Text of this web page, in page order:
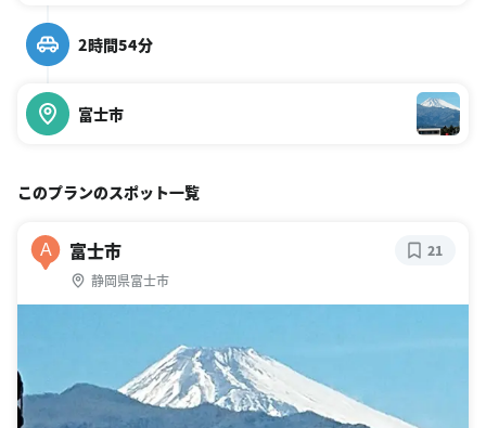
2時間54分
富士市
このプランのスポット一覧
A 富士市
静岡県富士市
21